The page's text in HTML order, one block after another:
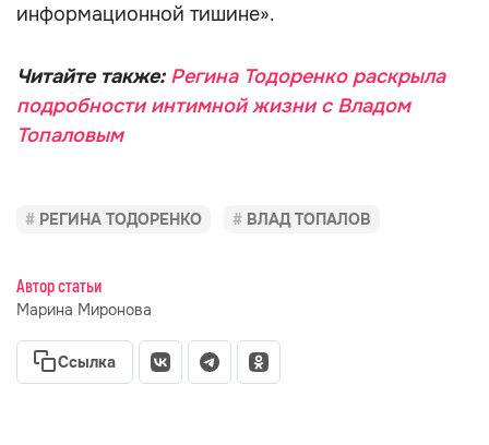
информационной тишине».
Читайте также: Регина Тодоренко раскрыла
подробности интимной жизни с Владом
Топаловым
РЕГИНА ТОДОРЕНКО ВЛАД ТОПАЛОВ
Автор статьи
Марина Миронова
Ссылка